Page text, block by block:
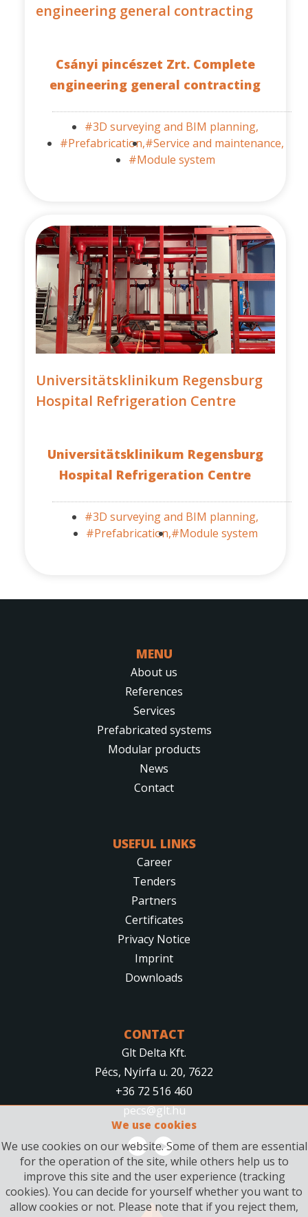
engineering general contracting
Csányi pincészet Zrt. Complete
engineering general contracting
#3D surveying and BIM planning,
#Prefabrication,#Service and maintenance,
#Module system
Universitätsklinikum Regensburg
Hospital Refrigeration Centre
Universitätsklinikum Regensburg
Hospital Refrigeration Centre
#3D surveying and BIM planning,
#Prefabrication,#Module system
MENU
About us
References
Services
Prefabricated systems
Modular products
News
Contact
USEFUL LINKS
Career
Tenders
Partners
Certificates
Privacy Notice
Imprint
Downloads
CONTACT
Glt Delta Kft.
Pécs, Nyírfa u. 20, 7622
+36 72 516 460
pecs@glt.hu
We use cookies
We use cookies on our website. Some of them are essential
for the operation of the site, while others help us to
improve this site and the user experience (tracking
cookies). You can decide for yourself whether you want to
allow cookies or not. Please note that if you reject them,